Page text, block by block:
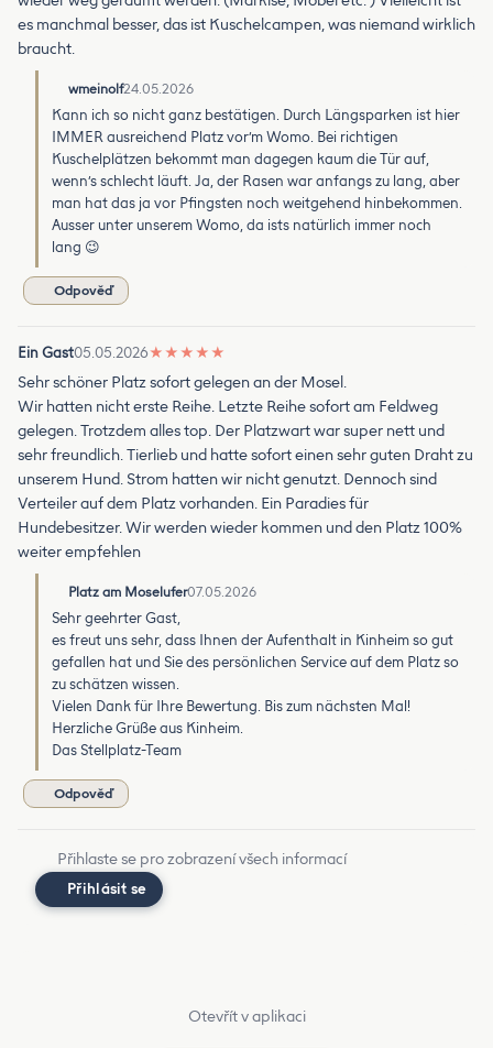
es manchmal besser, das ist Kuschelcampen, was niemand wirklich
braucht.
wmeinolf24.05.2026
Kann ich so nicht ganz bestätigen. Durch Längsparken ist hier
IMMER ausreichend Platz vor’m Womo. Bei richtigen
Kuschelplätzen bekommt man dagegen kaum die Tür auf,
wenn’s schlecht läuft. Ja, der Rasen war anfangs zu lang, aber
man hat das ja vor Pfingsten noch weitgehend hinbekommen.
Ausser unter unserem Womo, da ists natürlich immer noch
lang 😉
Odpověď
Ein Gast05.05.2026★ ★ ★ ★ ★
Sehr schöner Platz sofort gelegen an der Mosel.
Wir hatten nicht erste Reihe. Letzte Reihe sofort am Feldweg
gelegen. Trotzdem alles top. Der Platzwart war super nett und
sehr freundlich. Tierlieb und hatte sofort einen sehr guten Draht zu
unserem Hund. Strom hatten wir nicht genutzt. Dennoch sind
Verteiler auf dem Platz vorhanden. Ein Paradies für
Hundebesitzer. Wir werden wieder kommen und den Platz 100%
weiter empfehlen
Platz am Moselufer07.05.2026
Sehr geehrter Gast,
es freut uns sehr, dass Ihnen der Aufenthalt in Kinheim so gut
gefallen hat und Sie des persönlichen Service auf dem Platz so
zu schätzen wissen.
Vielen Dank für Ihre Bewertung. Bis zum nächsten Mal!
Herzliche Grüße aus Kinheim.
Das Stellplatz-Team
Odpověď
Přihlaste se pro zobrazení všech informací
Přihlásit se
Otevřít v aplikaci